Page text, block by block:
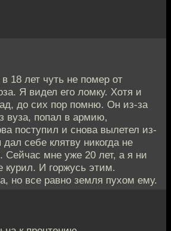
18 лет чуть не помер от
Я видел его ломку. Хотя и
до сих пор помню. Он из-за
вуза, попал в армию,
поступил и снова вылетел из-
дал себе клятву никогда не
Сейчас мне уже 20 лет, а я ни
курил. И горжусь этим.
но все равно земля пухом ему.